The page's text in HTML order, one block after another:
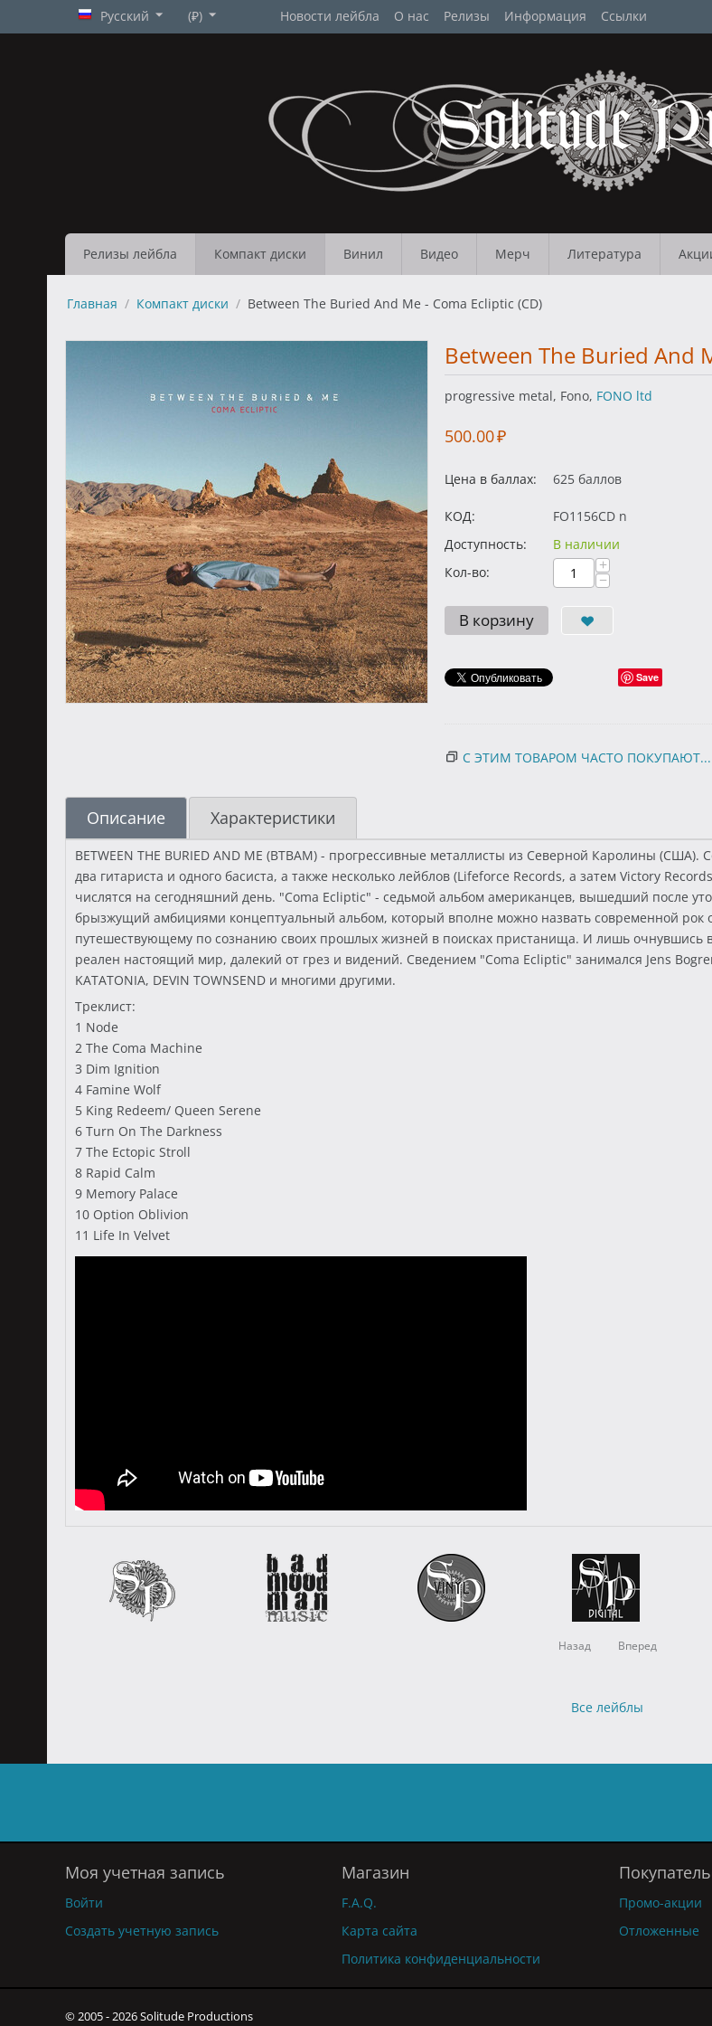
Русский (₽) Новости лейбла О нас Релизы Информация Ссылки
Релизы лейбла Компакт диски Винил Видео Мерч Литература
Главная / Компакт диски / Between The Buried And Me - Coma Ecliptic (CD)
Between The Buried And
progressive metal, Fono, FONO ltd
500.00₽
Цена в баллах: 625 баллов
КОД:
FO1156CD n
Доступность:
В наличии
Кол-во:
+
−
В корзину
Save
С ЭТИМ ТОВАРОМ ЧАСТО ПОКУПАЮТ...
Описание Характеристики
BETWEEN THE BURIED AND ME (BTBAM) - прогрессивные металлисты из Северной Каролины
два гитариста и одного басиста, а также несколько лейблов (Lifeforce Records, а затем Victory
числятся на сегодняшний день. "Coma Ecliptic" - седьмой альбом американцев, вышедший после
брызжущий амбициями концептуальный альбом, который вполне можно назвать современной рок
путешествующему по сознанию своих прошлых жизней в поисках пристанища. И лишь очнувшись
реален настоящий мир, далекий от грез и видений. Сведением "Coma Ecliptic" занимался Jens
KATATONIA, DEVIN TOWNSEND и многими другими.
Треклист:
1 Node
2 The Coma Machine
3 Dim Ignition
4 Famine Wolf
5 King Redeem/ Queen Serene
6 Turn On The Darkness
7 The Ectopic Stroll
8 Rapid Calm
9 Memory Palace
10 Option Oblivion
11 Life In Velvet
Назад Вперед
Все лейблы
Моя учетная запись
Войти
Создать учетную запись
Магазин
F.A.Q.
Карта сайта
Политика конфиденциальности
Промо-акции
Отложенные
© 2005 - 2026 Solitude Productions